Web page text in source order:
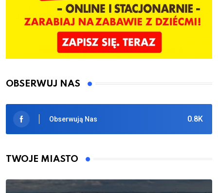
OBSERWUJ NAS
0.8K
Obserwują Nas
TWOJE MIASTO